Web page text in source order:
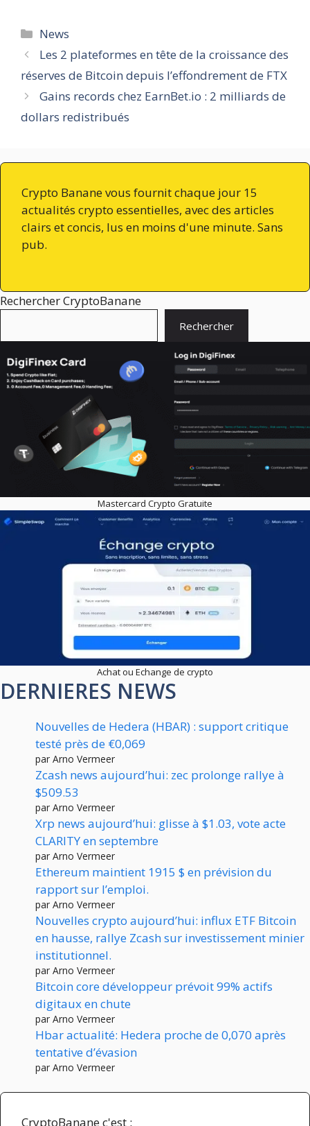
Catégories
News
Les 2 plateformes en tête de la croissance des
réserves de Bitcoin depuis l’effondrement de FTX
Gains records chez EarnBet.io : 2 milliards de
dollars redistribués
Crypto Banane vous fournit chaque jour 15
actualités crypto essentielles, avec des articles
clairs et concis, lus en moins d'une minute. Sans
pub.
Rechercher CryptoBanane
Rechercher
Mastercard Crypto Gratuite
Achat ou Echange de crypto
DERNIERES NEWS
Nouvelles de Hedera (HBAR) : support critique
testé près de €0,069
par Arno Vermeer
Zcash news aujourd’hui: zec prolonge rallye à
$509.53
par Arno Vermeer
Xrp news aujourd’hui: glisse à $1.03, vote acte
CLARITY en septembre
par Arno Vermeer
Ethereum maintient 1915 $ en prévision du
rapport sur l’emploi.
par Arno Vermeer
Nouvelles crypto aujourd’hui: influx ETF Bitcoin
en hausse, rallye Zcash sur investissement minier
institutionnel.
par Arno Vermeer
Bitcoin core développeur prévoit 99% actifs
digitaux en chute
par Arno Vermeer
Hbar actualité: Hedera proche de 0,070 après
tentative d’évasion
par Arno Vermeer
CryptoBanane c'est :